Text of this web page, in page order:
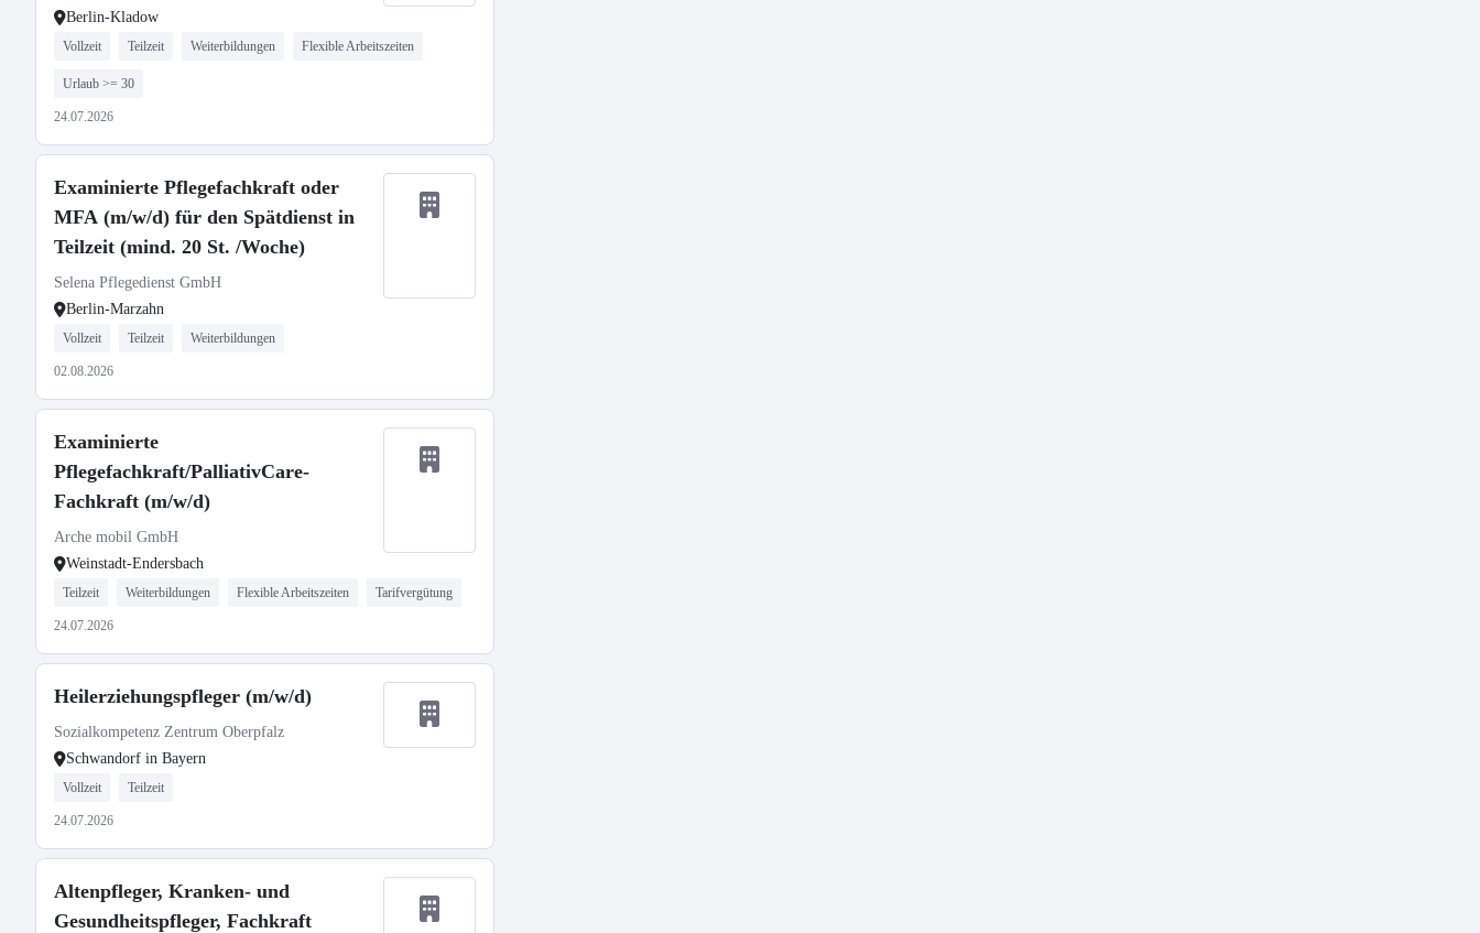
Berlin-Kladow
Vollzeit Teilzeit Weiterbildungen Flexible Arbeitszeiten
Urlaub >= 30
24.07.2026
Examinierte Pflegefachkraft oder
MFA (m/w/d) für den Spätdienst in
Teilzeit (mind. 20 St. /Woche)
Selena Pflegedienst GmbH
Berlin-Marzahn
Vollzeit Teilzeit Weiterbildungen
02.08.2026
Examinierte
Pflegefachkraft/PalliativCare-
Fachkraft (m/w/d)
Arche mobil GmbH
Weinstadt-Endersbach
Teilzeit Weiterbildungen Flexible Arbeitszeiten Tarifvergütung
24.07.2026
Heilerziehungspfleger (m/w/d)
Sozialkompetenz Zentrum Oberpfalz
Schwandorf in Bayern
Vollzeit Teilzeit
24.07.2026
Altenpfleger, Kranken- und
Gesundheitspfleger, Fachkraft